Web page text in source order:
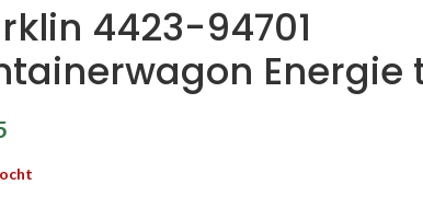
4423-94701
Energie